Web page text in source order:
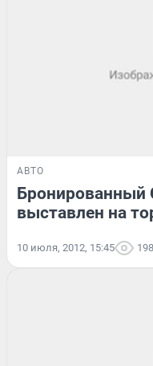
АВТО
Бронированный
выставлен на
10 июля, 2012, 15:45 198